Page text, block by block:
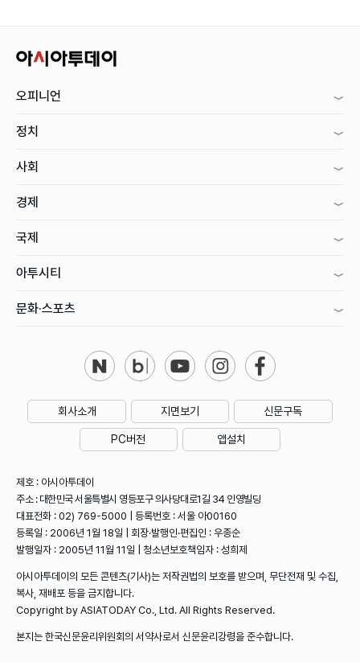
오피니언
정치
사회
경제
국제
아투시티
문화·스포츠
회사소개 지면보기 신문구독
PC버전 앱설치
제호 : 아시아투데이
주소 : 대한민국 서울특별시 영등포구 의사당대로1길 34 인영빌딩
대표전화 : 02) 769-5000 | 등록번호 : 서울 아00160
등록일 : 2006년 1월 18일 | 회장·발행인·편집인 : 우종순
발행일자 : 2005년 11월 11일 | 청소년보호책임자 : 성희제
아시아투데이의 모든 콘텐츠(기사)는 저작권법의 보호를 받으며, 무단전재 및 수집,
복사, 재배포 등을 금지합니다.
Copyright by ASIATODAY Co., Ltd. All Rights Reserved.
본지는 한국신문윤리위원회의 서약사로서 신문윤리강령을 준수합니다.